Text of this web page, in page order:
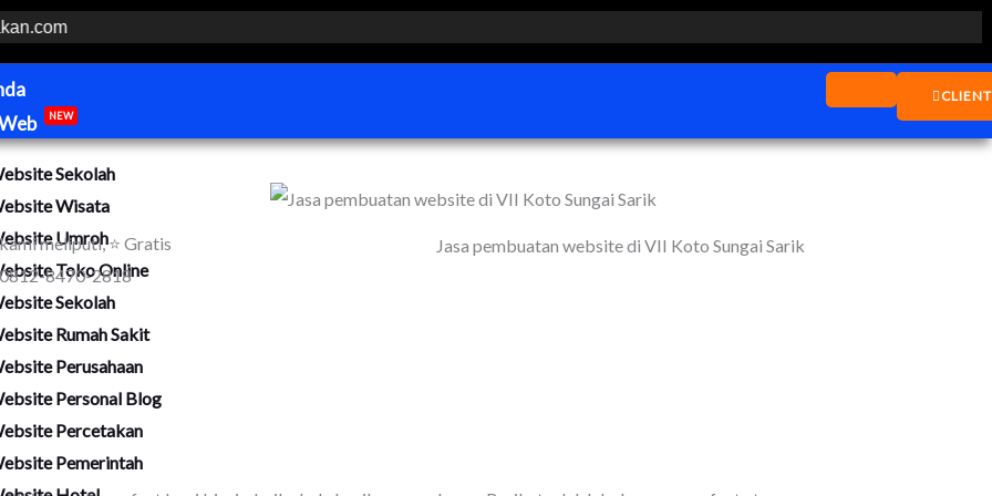
CLIENT
NEW
Sekolah
Wisata
Umroh
Toko Online
Sekolah
Rumah Sakit
Perusahaan
Personal Blog
Percetakan
Pemerintah
meliputi, ⭐ Gratis
0812-8470-2818
Jasa pembuatan website di VII Koto Sungai Sarik